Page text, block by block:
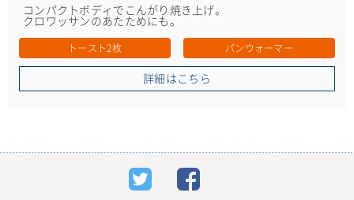
コンパクトボディでこんがり焼き上げ。
クロワッサンのあたためにも。
トースト2枚 パンウォーマー
詳細はこちら